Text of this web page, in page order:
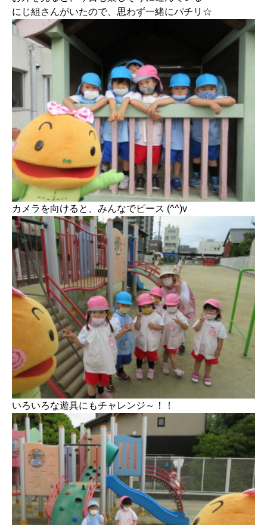
にじ組さんがいたので、思わず一緒にパチリ☆
カメラを向けると、みんなでピース (^^)v
いろいろな遊具にもチャレンジ～！！